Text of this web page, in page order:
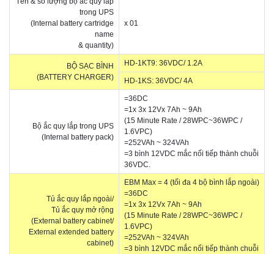
trong UPS
(Internal battery cartridge
name
& quantity)
x 01
BỘ SẠC BÌNH
(BATTERY CHARGER)
HD-1KT9: 36VDC/ 1.2A
HD-1KS: 36VDC/ 4A
Bộ ắc quy lắp trong UPS
(Internal battery pack)
=36DC
=1x 3x 12Vx 7Ah ~ 9Ah
(15 Minute Rate / 28WPC~36WPC /
1.6VPC)
=252VAh ~ 324VAh
=3 bình 12VDC mắc nối tiếp thành chuỗi
36VDC.
Tủ ắc quy lắp ngoài/
Tủ ắc quy mở rộng
(External battery cabinet/
External extended battery
cabinet)
EBM Max = 4 (tối đa 4 bộ bình lắp ngoài)
=36DC
=1x 3x 12Vx 7Ah ~ 9Ah
(15 Minute Rate / 28WPC~36WPC /
1.6VPC)
=252VAh ~ 324VAh
=3 bình 12VDC mắc nối tiếp thành chuỗi